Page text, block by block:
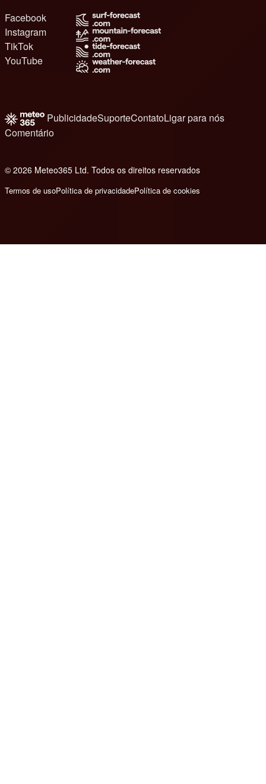
Facebook
Instagram
TikTok
YouTube
PublicidadeSuporteContatoLigar para nós
Comentário
© 2026 Meteo365 Ltd. Todos os direitos reservados
Termos de usoPolítica de privacidadePolítica de cookies